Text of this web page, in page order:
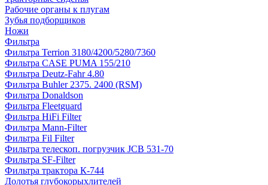
Рабочие органы к плугам
Зубья подборщиков
Ножи
Фильтра
Фильтра Terrion 3180/4200/5280/7360
Фильтра CASE PUMA 155/210
Фильтра Deutz-Fahr 4.80
Фильтра Buhler 2375. 2400 (RSM)
Фильтра Donaldson
Фильтра Fleetguard
Фильтра HiFi Filter
Фильтра Mann-Filter
Фильтра Fil Filter
Фильтра телескоп. погрузчик JCB 531-70
Фильтра SF-Filter
Фильтра трактора К-744
Долотья глубокорыхлителей